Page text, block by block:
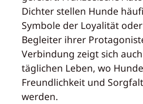
Dichter stellen Hunde
Symbole der Loyalität
Begleiter ihrer
Verbindung zeigt sich
täglichen Leben, wo
Freundlichkeit und
werden.